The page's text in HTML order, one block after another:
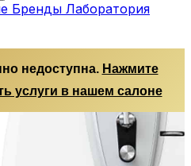
Бренды Лаборатория
недоступна. Нажмите
услуги в нашем салоне